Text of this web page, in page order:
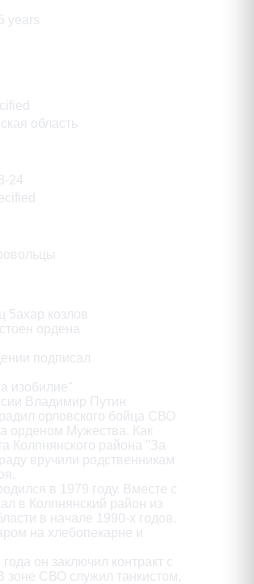
years
область
24
5ахар козлов
ордена
подписал
изобилие"
Владимир Путин
орловского бойца СВО
орденом Мужества. Как
Колпнянского района "За
вручили родственникам
в 1979 году. Вместе с
в Колпнянский район из
в начале 1990-х годов.
на хлебопекарне и
года он заключил контракт с
зоне СВО служил танкистом,